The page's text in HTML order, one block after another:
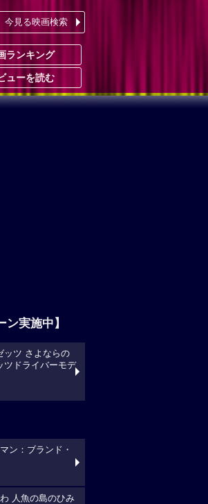
今見る映画検索
ランキング
ューを読む
ン実施中】
ッツ さよならの
ツドライバーモデ
ン：ブランド・
人魚の島のひみ